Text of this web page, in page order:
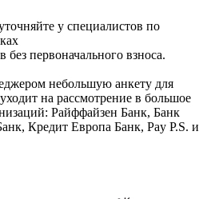
у специалистов по
без первоначального взноса.
небольшую анкету для
на рассмотрение в большое
Райффайзен Банк, Банк
Кредит Европа Банк, Pay P.S. и